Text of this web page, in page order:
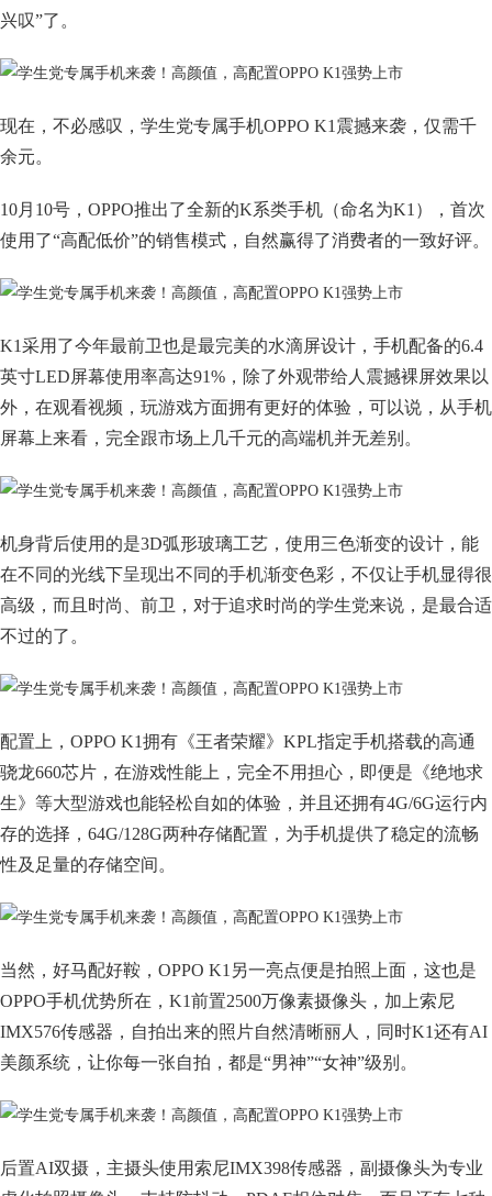
兴叹”了。
现在，不必感叹，学生党专属手机OPPO K1震撼来袭，仅需千
余元。
10月10号，OPPO推出了全新的K系类手机（命名为K1），首次
使用了“高配低价”的销售模式，自然赢得了消费者的一致好评。
K1采用了今年最前卫也是最完美的水滴屏设计，手机配备的6.4
英寸LED屏幕使用率高达91%，除了外观带给人震撼裸屏效果以
外，在观看视频，玩游戏方面拥有更好的体验，可以说，从手机
屏幕上来看，完全跟市场上几千元的高端机并无差别。
机身背后使用的是3D弧形玻璃工艺，使用三色渐变的设计，能
在不同的光线下呈现出不同的手机渐变色彩，不仅让手机显得很
高级，而且时尚、前卫，对于追求时尚的学生党来说，是最合适
不过的了。
配置上，OPPO K1拥有《王者荣耀》KPL指定手机搭载的高通
骁龙660芯片，在游戏性能上，完全不用担心，即便是《绝地求
生》等大型游戏也能轻松自如的体验，并且还拥有4G/6G运行内
存的选择，64G/128G两种存储配置，为手机提供了稳定的流畅
性及足量的存储空间。
当然，好马配好鞍，OPPO K1另一亮点便是拍照上面，这也是
OPPO手机优势所在，K1前置2500万像素摄像头，加上索尼
IMX576传感器，自拍出来的照片自然清晰丽人，同时K1还有AI
美颜系统，让你每一张自拍，都是“男神”“女神”级别。
后置AI双摄，主摄头使用索尼IMX398传感器，副摄像头为专业